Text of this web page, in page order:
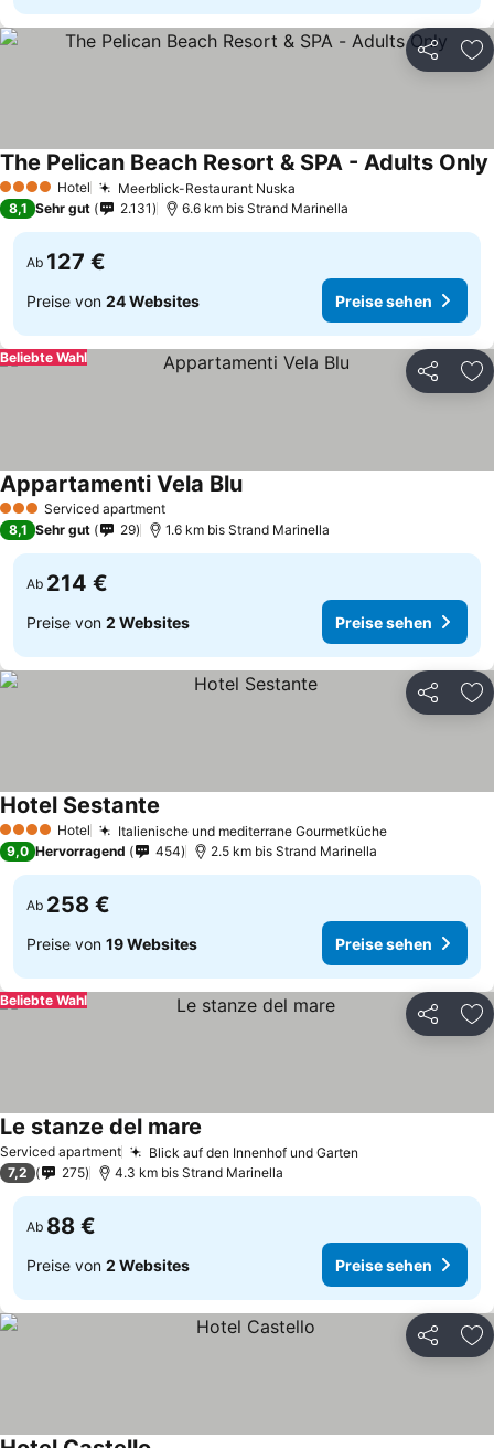
Teilen
4 Sterne Hotel Meerblick-Restaurant Nuska
The Pelican Beach Resort & SPA - Adults Only
8,1 Sehr gut 2.131 6.6 km bis Strand Marinella
Ab 127 €
Preise von 24 Websites Preise sehen
Teilen
Beliebte Wahl
3 SterneServiced apartment
Appartamenti Vela Blu
8,1 Sehr gut 29 1.6 km bis Strand Marinella
Ab 214 €
Preise von 2 Websites Preise sehen
Teilen
4 Sterne Hotel Italienische und mediterrane Gourmetküche
Hotel Sestante
9,0 Hervorragend 454 2.5 km bis Strand Marinella
Ab 258 €
Preise von 19 Websites Preise sehen
Teilen
Beliebte Wahl
Serviced apartment Blick auf den Innenhof und Garten
Le stanze del mare
7,2 275 4.3 km bis Strand Marinella
Ab 88 €
Preise von 2 Websites Preise sehen
Teilen